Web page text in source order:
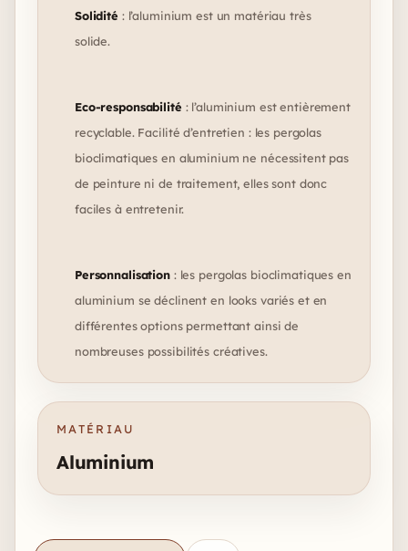
Solidité : l’aluminium est un matériau très
solide.
Eco-responsabilité : l’aluminium est entièrement
recyclable. Facilité d’entretien : les pergolas
bioclimatiques en aluminium ne nécessitent pas
de peinture ni de traitement, elles sont donc
faciles à entretenir.
Personnalisation : les pergolas bioclimatiques en
aluminium se déclinent en looks variés et en
différentes options permettant ainsi de
nombreuses possibilités créatives.
MATÉRIAU
Aluminium